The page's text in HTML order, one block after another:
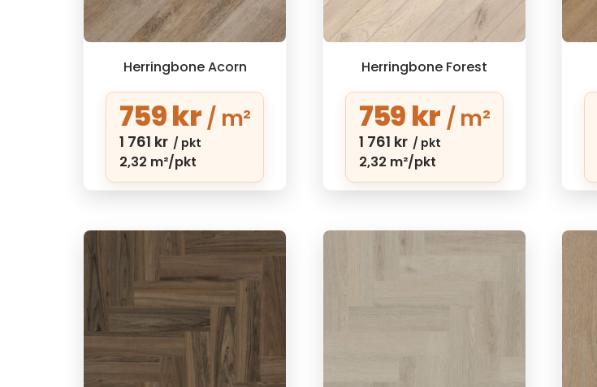
Herringbone Acorn
759kr/ m²
1 761 kr / pkt
2,32 m²/pkt
Herringbone Forest
759kr / m²
1 761 kr / pkt
2,32 m²/pkt